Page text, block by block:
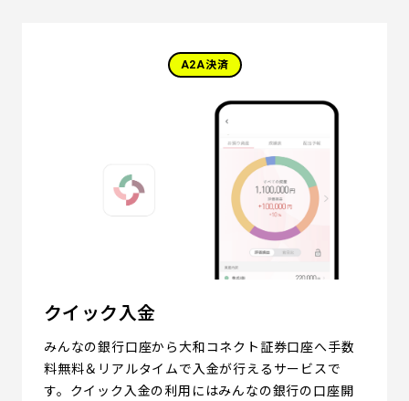
A2A決済
クイック入金
みんなの銀行口座から大和コネクト証券口座へ手数
料無料＆リアルタイムで入金が行えるサービスで
す。クイック入金の利用にはみんなの銀行の口座開